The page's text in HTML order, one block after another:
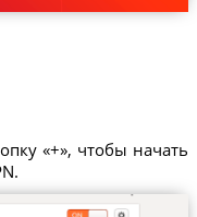
«+», чтобы начать